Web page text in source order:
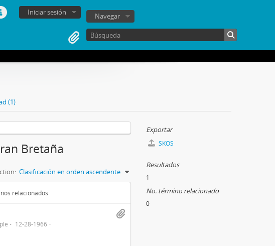
Iniciar sesión Navegar
(1)
Bretaña
Clasificación en orden ascendente
relacionados
12-28-1966
Exportar
SKOS
Resultados
1
No. término relacionado
0